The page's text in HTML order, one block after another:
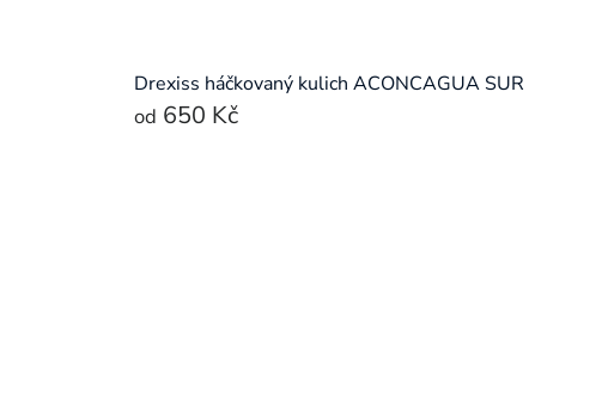
Drexiss háčkovaný kulich ACONCAGUA SUR
od 650 Kč